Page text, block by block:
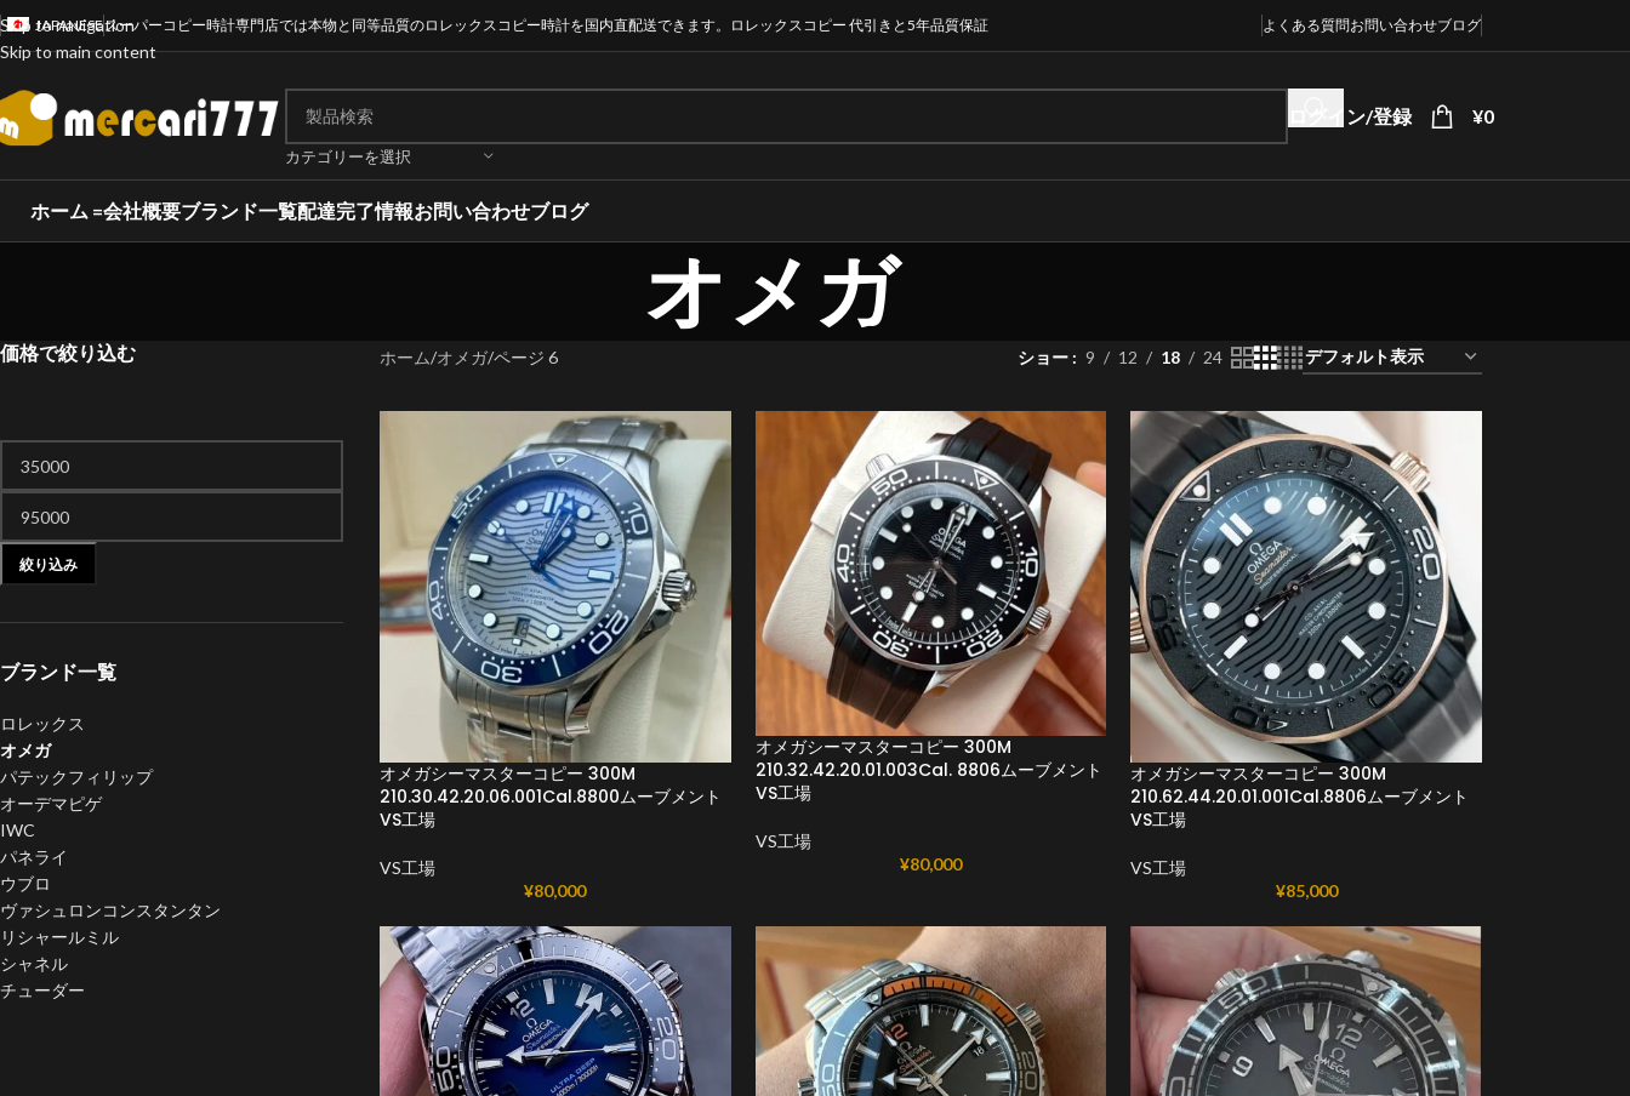
Skip to navigation
Skip to main content
JAPANESEスーパーコピー時計専門店では本物と同等品質のロレックスコピー時計を国内直配送できます。ロレックスコピー 代引きと5年品質保証 よくある質問お問い合わせブログ
カテゴリーを選択
ログイン/登録 ¥0
ホーム =会社概要ブランド一覧配達完了情報お問い合わせブログ
オメガ
価格で絞り込む
絞り込み
ブランド一覧
ロレックス
オメガ
パテックフィリップ
オーデマピゲ
IWC
パネライ
ウブロ
ヴァシュロンコンスタンタン
リシャールミル
シャネル
チューダー
ホーム オメガ ページ 6 ショー 9 12 18 24
オメガシーマスターコピー 300M
210.30.42.20.06.001Cal.8800ムーブメント
VS工場
VS工場
¥80,000
オメガシーマスターコピー 300M
210.32.42.20.01.003Cal. 8806ムーブメント
VS工場
VS工場
¥80,000
オメガシーマスターコピー 300M
210.62.44.20.01.001Cal.8806ムーブメント
VS工場
VS工場
¥85,000